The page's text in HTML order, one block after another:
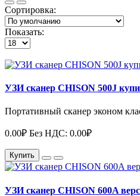
Сортировка:
Показать:
УЗИ сканер CHISON 500J
Портативный сканер эконом
0.00₽ Без НДС: 0.00₽
Купить
УЗИ сканер CHISON 600A